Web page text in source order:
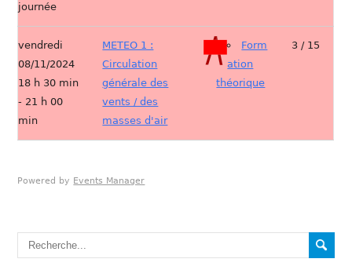
journée
vendredi
08/11/2024
18 h 30 min
- 21 h 00
min
METEO 1 :
Circulation
générale des
vents / des
masses d'air
Form
ation
théorique
3 / 15
Powered by Events Manager